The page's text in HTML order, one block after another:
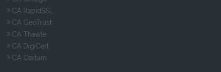
CA RapidSSL
CA GeoTrust
CA Thawte
CA DigiCert
CA Certum